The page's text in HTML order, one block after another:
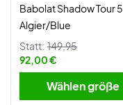
Babolat Shadow Tour 5
Algier/Blue
Statt: 149,95
92,00 €
Wählen größe